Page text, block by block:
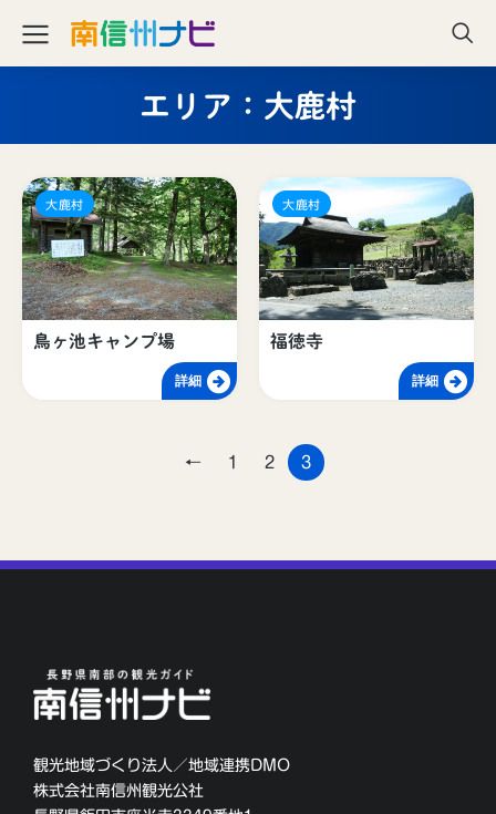
エリア：大鹿村
大鹿村
鳥ヶ池キャンプ場
詳細
大鹿村
福徳寺
詳細
← 1 2 3
観光地域づくり法人／地域連携DMO
株式会社南信州観光公社